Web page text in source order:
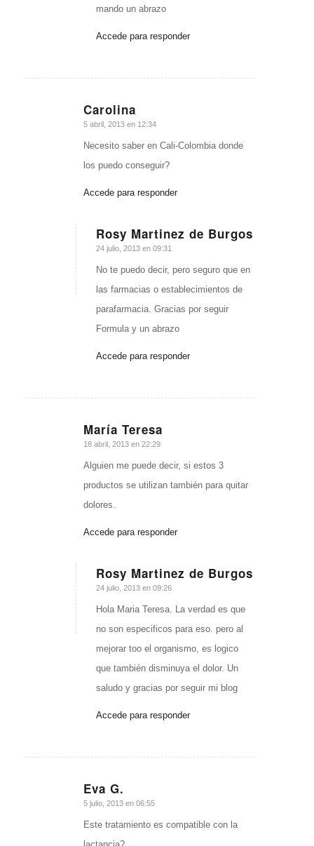
mando un abrazo
Accede para responder
Carolina
Dice:
5 abril, 2013 en 12:34
Necesito saber en Cali-Colombia donde
los puedo conseguir?
Accede para responder
Rosy Martinez de Burgos
Dice:
24 julio, 2013 en 09:31
No te puedo decir, pero seguro que en
las farmacias o establecimientos de
parafarmacia. Gracias por seguir
Formula y un abrazo
Accede para responder
María Teresa
Dice:
18 abril, 2013 en 22:29
Alguien me puede decir, si estos 3
productos se utilizan también para quitar
dolores.
Accede para responder
Rosy Martinez de Burgos
Dice:
24 julio, 2013 en 09:26
Hola Maria Teresa. La verdad es que
no son especificos para eso. pero al
mejorar too el organismo, es logico
que también disminuya el dolor. Un
saludo y gracias por seguir mi blog
Accede para responder
Eva G.
Dice:
5 julio, 2013 en 06:55
Este tratamiento es compatible con la